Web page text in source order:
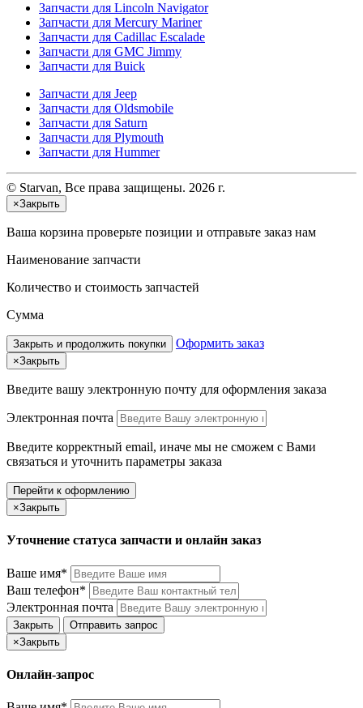
Запчасти для Lincoln Navigator
Запчасти для Mercury Mariner
Запчасти для Cadillac Escalade
Запчасти для GMC Jimmy
Запчасти для Buick
Запчасти для Jeep
Запчасти для Oldsmobile
Запчасти для Saturn
Запчасти для Plymouth
Запчасти для Hummer
© Starvan, Все права защищены. 2026 г.
×Закрыть
Ваша корзина проверьте позиции и отправьте заказ нам
Наименование запчасти
Количество и стоимость запчастей
Сумма
Закрыть и продолжить покупки Оформить заказ
×Закрыть
Введите вашу электронную почту для оформления заказа
Электронная почта
Введите корректный email, иначе мы не сможем с Вами
связаться и уточнить параметры заказа
Перейти к оформлению
×Закрыть
Уточнение статуса запчасти и онлайн заказ
Ваше имя*
Ваш телефон*
Электронная почта
Закрыть
Отправить запрос
×Закрыть
Онлайн-запрос